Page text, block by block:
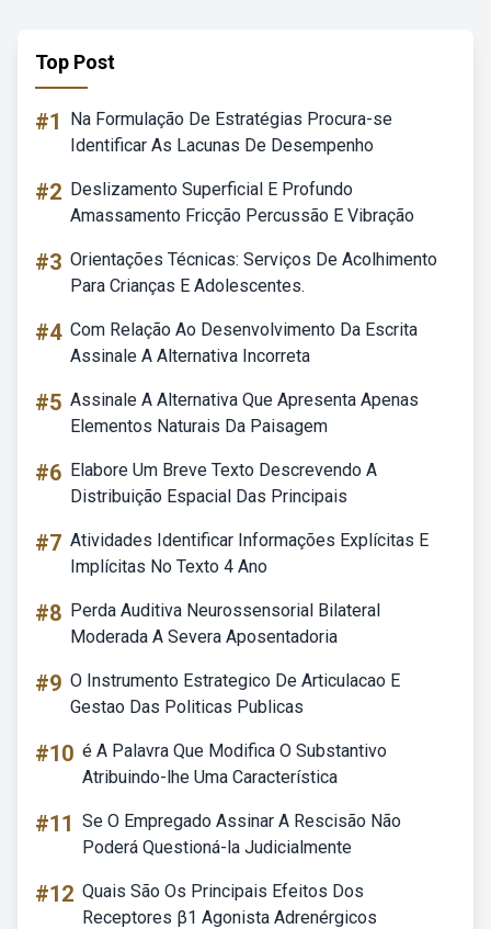
Top Post
#1
Na Formulação De Estratégias Procura-se
Identificar As Lacunas De Desempenho
#2 Deslizamento Superficial E Profundo
Amassamento Fricção Percussão E Vibração
#3 Orientações Técnicas: Serviços De Acolhimento
Para Crianças E Adolescentes.
#4 Com Relação Ao Desenvolvimento Da Escrita
Assinale A Alternativa Incorreta
#5 Assinale A Alternativa Que Apresenta Apenas
Elementos Naturais Da Paisagem
#6 Elabore Um Breve Texto Descrevendo A
Distribuição Espacial Das Principais
#7 Atividades Identificar Informações Explícitas E
Implícitas No Texto 4 Ano
#8 Perda Auditiva Neurossensorial Bilateral
Moderada A Severa Aposentadoria
#9 O Instrumento Estrategico De Articulacao E
Gestao Das Politicas Publicas
#10 é A Palavra Que Modifica O Substantivo
Atribuindo-lhe Uma Característica
#11 Se O Empregado Assinar A Rescisão Não
Poderá Questioná-la Judicialmente
#12 Quais São Os Principais Efeitos Dos
Receptores β1 Agonista Adrenérgicos